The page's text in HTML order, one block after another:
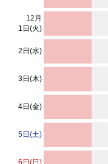
12 月
1日(火)
2日(水)
3日(木)
4日(金)
5日(土)
6日(日)